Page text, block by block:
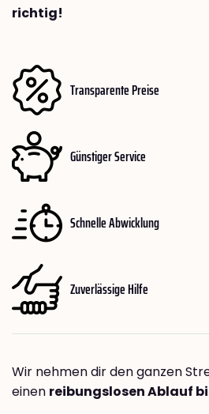
richtig!
Transparente Preise
Günstiger Service
Schnelle Abwicklung
Zuverlässige Hilfe
Wir nehmen dir den ganzen
einen reibungslosen Ablauf